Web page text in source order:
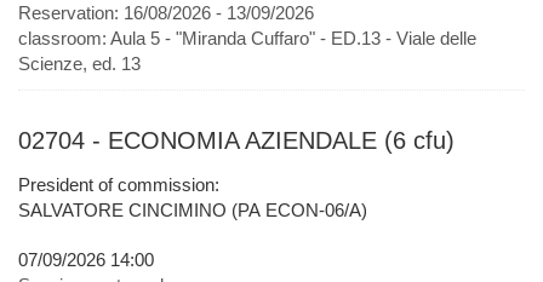
Reservation: 16/08/2026 - 13/09/2026
classroom: Aula 5 - "Miranda Cuffaro" - ED.13 - Viale delle
Scienze, ed. 13
02704 - ECONOMIA AZIENDALE (6 cfu)
President of commission:
SALVATORE CINCIMINO (PA ECON-06/A)
07/09/2026 14:00